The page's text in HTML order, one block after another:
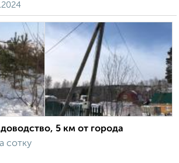
5 км от города
сотку